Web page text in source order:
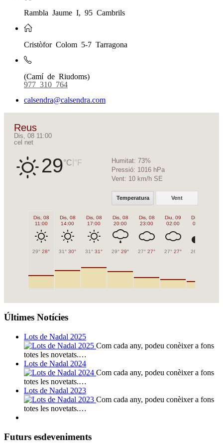
Rambla Jaume I, 95 Cambrils
Cristòfor Colom 5-7 Tarragona
(Camí de Riudoms)
977 310 764
calsendra@calsendra.com
Reus
Dis, 08 11:00
cel net
29°C °F Humitat: 73%
Pressió: 1016 hPa
Vent: 10 km/h SE
Temperatura Vent
Dis, 08
11:00
29° 28°
Dis, 08
14:00
31° 30°
Dis, 08
17:00
31° 31°
Dis, 08
20:00
29° 29°
Dis, 08
23:00
27° 27°
Diu, 09
02:00
27° 27°
Diu, 09
05:00
26°
Últimes Notícies
Lots de Nadal 2025
Com cada any, podeu conèixer a fons
totes les novetats.…
Lots de Nadal 2024
Com cada any, podeu conèixer a fons
totes les novetats.…
Lots de Nadal 2023
Com cada any, podeu conèixer a fons
totes les novetats.…
Futurs esdeveniments